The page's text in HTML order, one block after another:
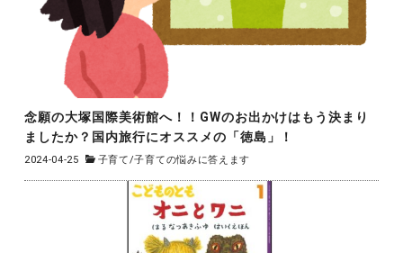
念願の大塚国際美術館へ！！GWのお出かけはもう決まり
ましたか？国内旅行にオススメの「徳島」！
2024-04-25 子育て/子育ての悩みに答えます